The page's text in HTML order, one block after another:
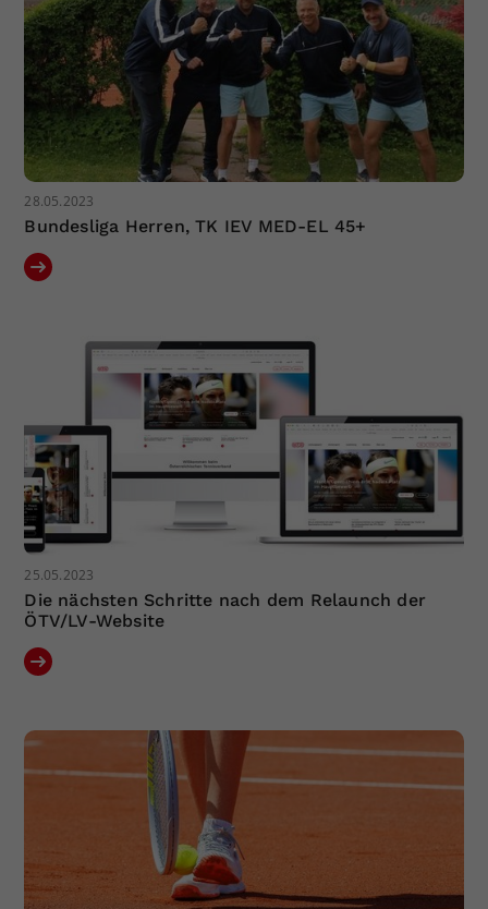
28.05.2023
Bundesliga Herren, TK IEV MED-EL 45+
25.05.2023
Die nächsten Schritte nach dem Relaunch der
ÖTV/LV-Website